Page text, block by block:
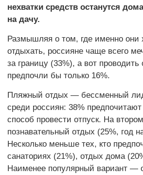
нехватки средств останутся
на дачу.
Размышляя о том, где именно они
отдыхать, россияне чаще всего
за границу (33%), а вот проводить
предпочли бы только 16%.
Пляжный отдых — бессменный
среди россиян: 38%
способ провести отпуск. На
познавательный отдых (25%, год
Несколько меньше тех, кто
санаториях (21%), отдых дома
Наименее популярный вариант —